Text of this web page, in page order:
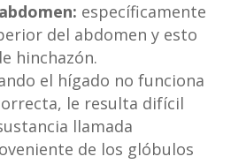
específicamente
del abdomen y esto
hinchazón.
el hígado no funciona
le resulta difícil
llamada
de los glóbulos